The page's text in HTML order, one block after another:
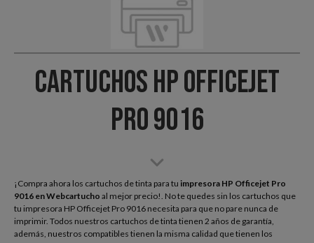
Cartuchos HP Officejet
Pro 9016
¡Compra ahora los cartuchos de tinta para tu impresora HP Officejet Pro
9016 en Webcartucho al mejor precio!. No te quedes sin los cartuchos que
tu impresora HP Officejet Pro 9016 necesita para que no pare nunca de
imprimir. Todos nuestros cartuchos de tinta tienen 2 años de garantía,
además, nuestros compatibles tienen la misma calidad que tienen los